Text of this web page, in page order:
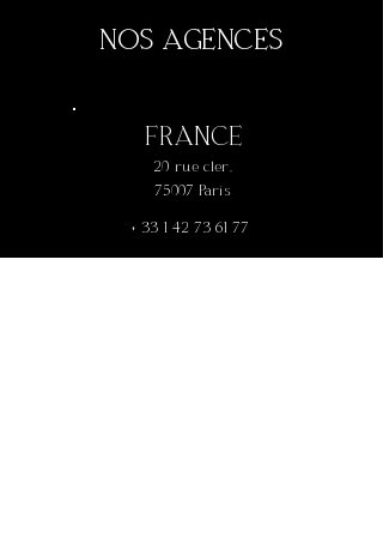
NOS AGENCES
FRANCE
20 rue cler,
75007 Paris
+ 33 1 42 73 61 77